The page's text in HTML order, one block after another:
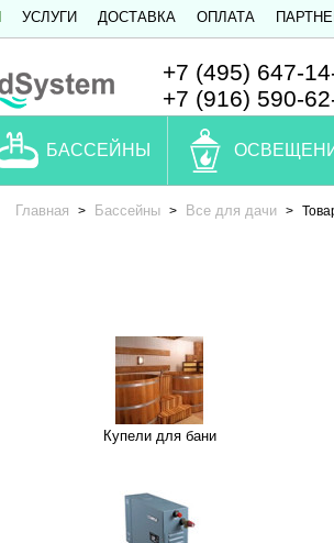
УСЛУГИ ДОСТАВКА ОПЛАТА
+7 (495) 647-
+7 (916) 590-
БАССЕЙНЫ
Главная > Бассейны > Все для дачи >
Купели для бани